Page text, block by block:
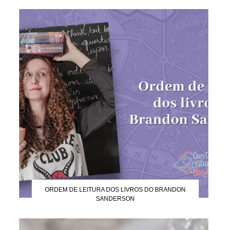
ORDEM DE LEITURA DOS LIVROS DO BRANDON
SANDERSON